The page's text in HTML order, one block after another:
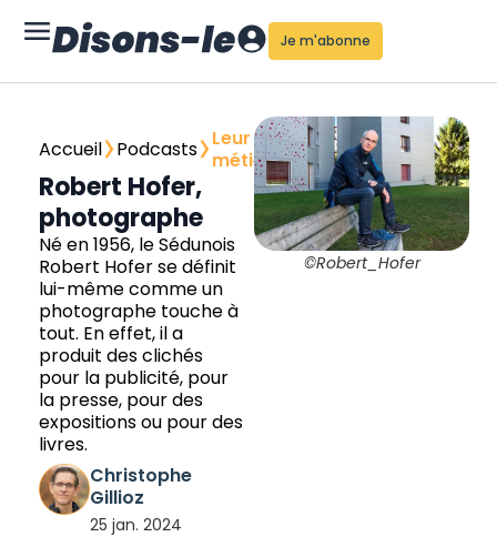
Je m'abonne
Accueil›Podcasts›Leur
métier
Robert Hofer,
photographe
Né en 1956, le Sédunois
Robert Hofer se définit
lui-même comme un
photographe touche à
tout. En effet, il a
produit des clichés
pour la publicité, pour
la presse, pour des
expositions ou pour des
livres.
Christophe
Gillioz
25 jan. 2024
©Robert_Hofer